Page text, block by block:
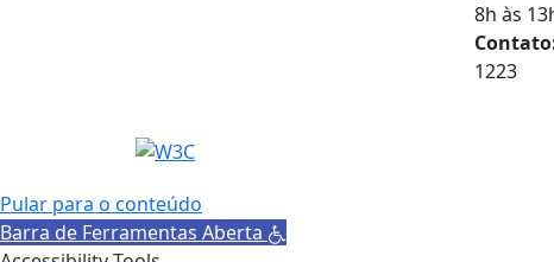
8h às
1223
Pular para o conteúdo
Barra de Ferramentas Aberta